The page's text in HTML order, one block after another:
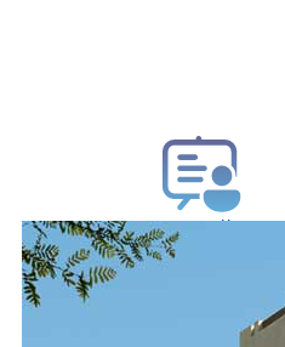
طلب فتوى
استعلام عن فتوى